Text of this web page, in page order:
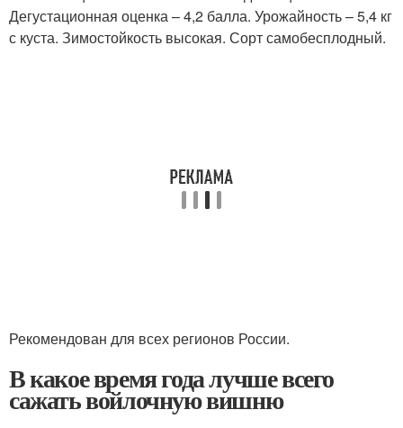
Дегустационная оценка – 4,2 балла. Урожайность – 5,4 кг
с куста. Зимостойкость высокая. Сорт самобесплодный.
Рекомендован для всех регионов России.
В какое время года лучше всего
сажать войлочную вишню